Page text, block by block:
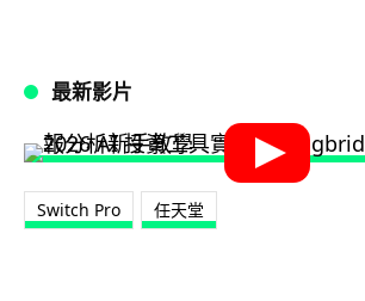
最新影片
Switch Pro 任天堂